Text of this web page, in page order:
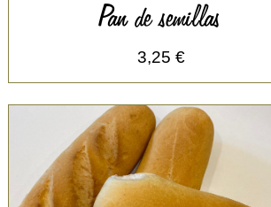
Pan de semillas
3,25 €